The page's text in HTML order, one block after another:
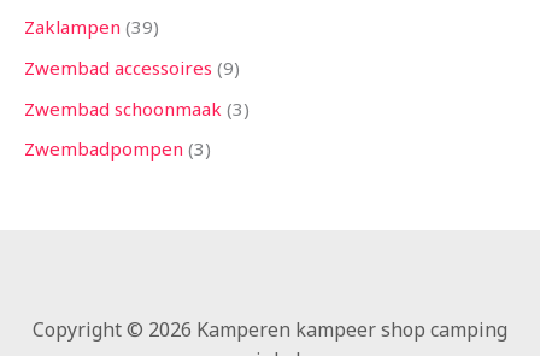
Zaklampen 39
Zwembad accessoires 9
Zwembad schoonmaak 3
Zwembadpompen 3
Copyright © 2026 Kamperen kampeer shop camping